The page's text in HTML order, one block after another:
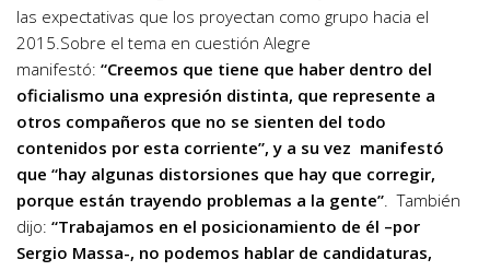
las expectativas que los proyectan como grupo hacia el
2015.Sobre el tema en cuestión Alegre
manifestó: “Creemos que tiene que haber dentro del
oficialismo una expresión distinta, que represente a
otros compañeros que no se sienten del todo
contenidos por esta corriente”, y a su vez manifestó
que “hay algunas distorsiones que hay que corregir,
porque están trayendo problemas a la gente”. También
dijo: “Trabajamos en el posicionamiento de él –por
Sergio Massa-, no podemos hablar de candidaturas,